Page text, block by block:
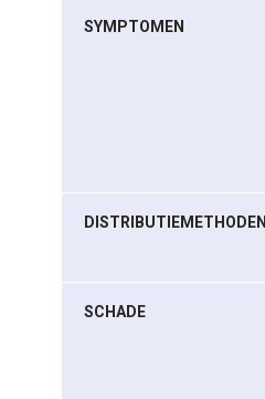
SYMPTOMEN
DISTRIBUTIEMETHODEN
SCHADE